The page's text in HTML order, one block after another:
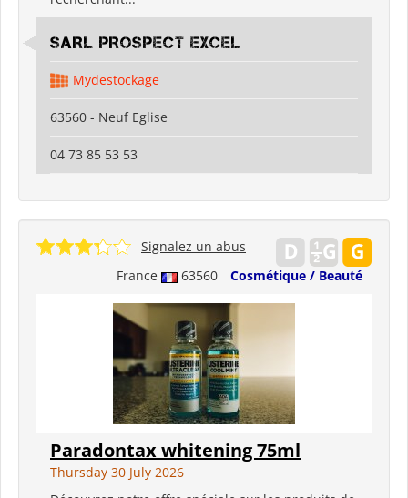
SARL PROSPECT EXCEL
Mydestockage
63560 - Neuf Eglise
04 73 85 53 53
France 63560 Cosmétique / Beauté
Signalez un abus
Paradontax whitening 75ml
Thursday 30 July 2026